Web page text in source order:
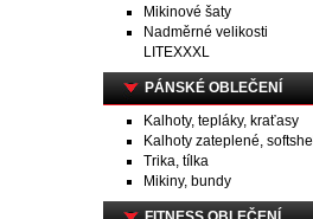
Mikinové šaty
Nadměrné velikosti
LITEXXXL
PÁNSKÉ OBLEČENÍ
Kalhoty, tepláky, kraťasy
Kalhoty zateplené, softshell
Trika, tílka
Mikiny, bundy